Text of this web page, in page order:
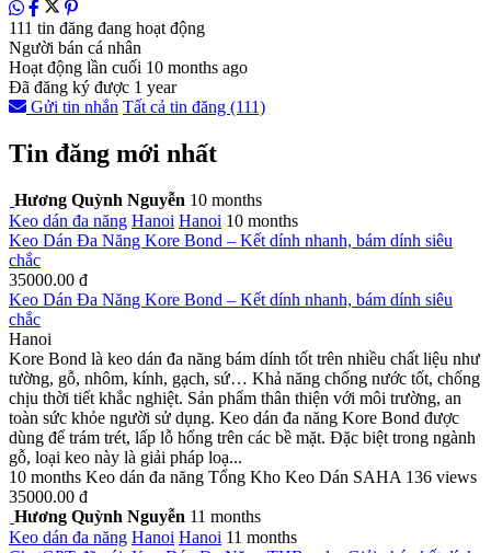
111 tin đăng đang hoạt động
Người bán cá nhân
Hoạt động lần cuối 10 months ago
Đã đăng ký được 1 year
Gửi tin nhắn Tất cả tin đăng (111)
Tin đăng mới nhất
Hương Quỳnh Nguyễn 10 months
Keo dán đa năng Hanoi Hanoi 10 months
Keo Dán Đa Năng Kore Bond – Kết dính nhanh, bám dính siêu
chắc
35000.00 đ
Keo Dán Đa Năng Kore Bond – Kết dính nhanh, bám dính siêu
chắc
Hanoi
Kore Bond là keo dán đa năng bám dính tốt trên nhiều chất liệu như
tường, gỗ, nhôm, kính, gạch, sứ… Khả năng chống nước tốt, chống
chịu thời tiết khắc nghiệt. Sản phẩm thân thiện với môi trường, an
toàn sức khỏe người sử dụng. Keo dán đa năng Kore Bond được
dùng để trám trét, lấp lỗ hổng trên các bề mặt. Đặc biệt trong ngành
gỗ, loại keo này là giải pháp loạ...
10 months Keo dán đa năng Tổng Kho Keo Dán SAHA 136 views
35000.00 đ
Hương Quỳnh Nguyễn 11 months
Keo dán đa năng Hanoi Hanoi 11 months